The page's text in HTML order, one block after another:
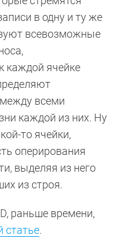
в одну и ту же
всевозможные
каждой ячейке
всеми
каждой из них. Ну
то ячейки,
оперирования
выделяя из него
из строя.
раньше времени,
статье.